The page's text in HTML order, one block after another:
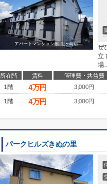
ぜ
立
場
所在階 賃料 管理費・共益費
1階
4万円 3,000円
1階
4万円 3,000円
パークヒルズきぬの里